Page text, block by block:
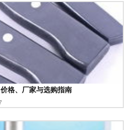
格、厂家与选购指南